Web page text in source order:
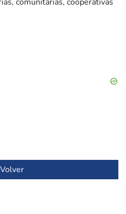
comunitarias, cooperativas
Volver